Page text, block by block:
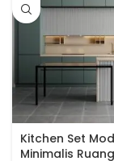
Kitchen Set
Minimalis